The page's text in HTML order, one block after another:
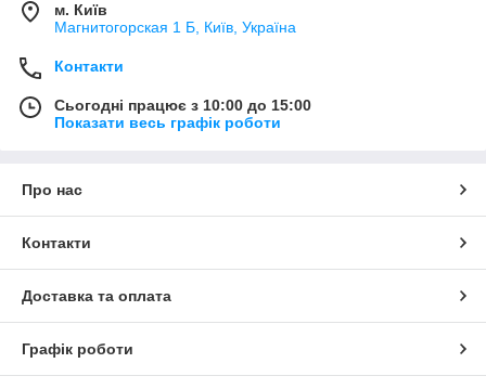
м. Київ
Магнитогорская 1 Б, Київ, Україна
Контакти
Сьогодні працює з 10:00 до 15:00
Показати весь графік роботи
Про нас
Контакти
Доставка та оплата
Графік роботи